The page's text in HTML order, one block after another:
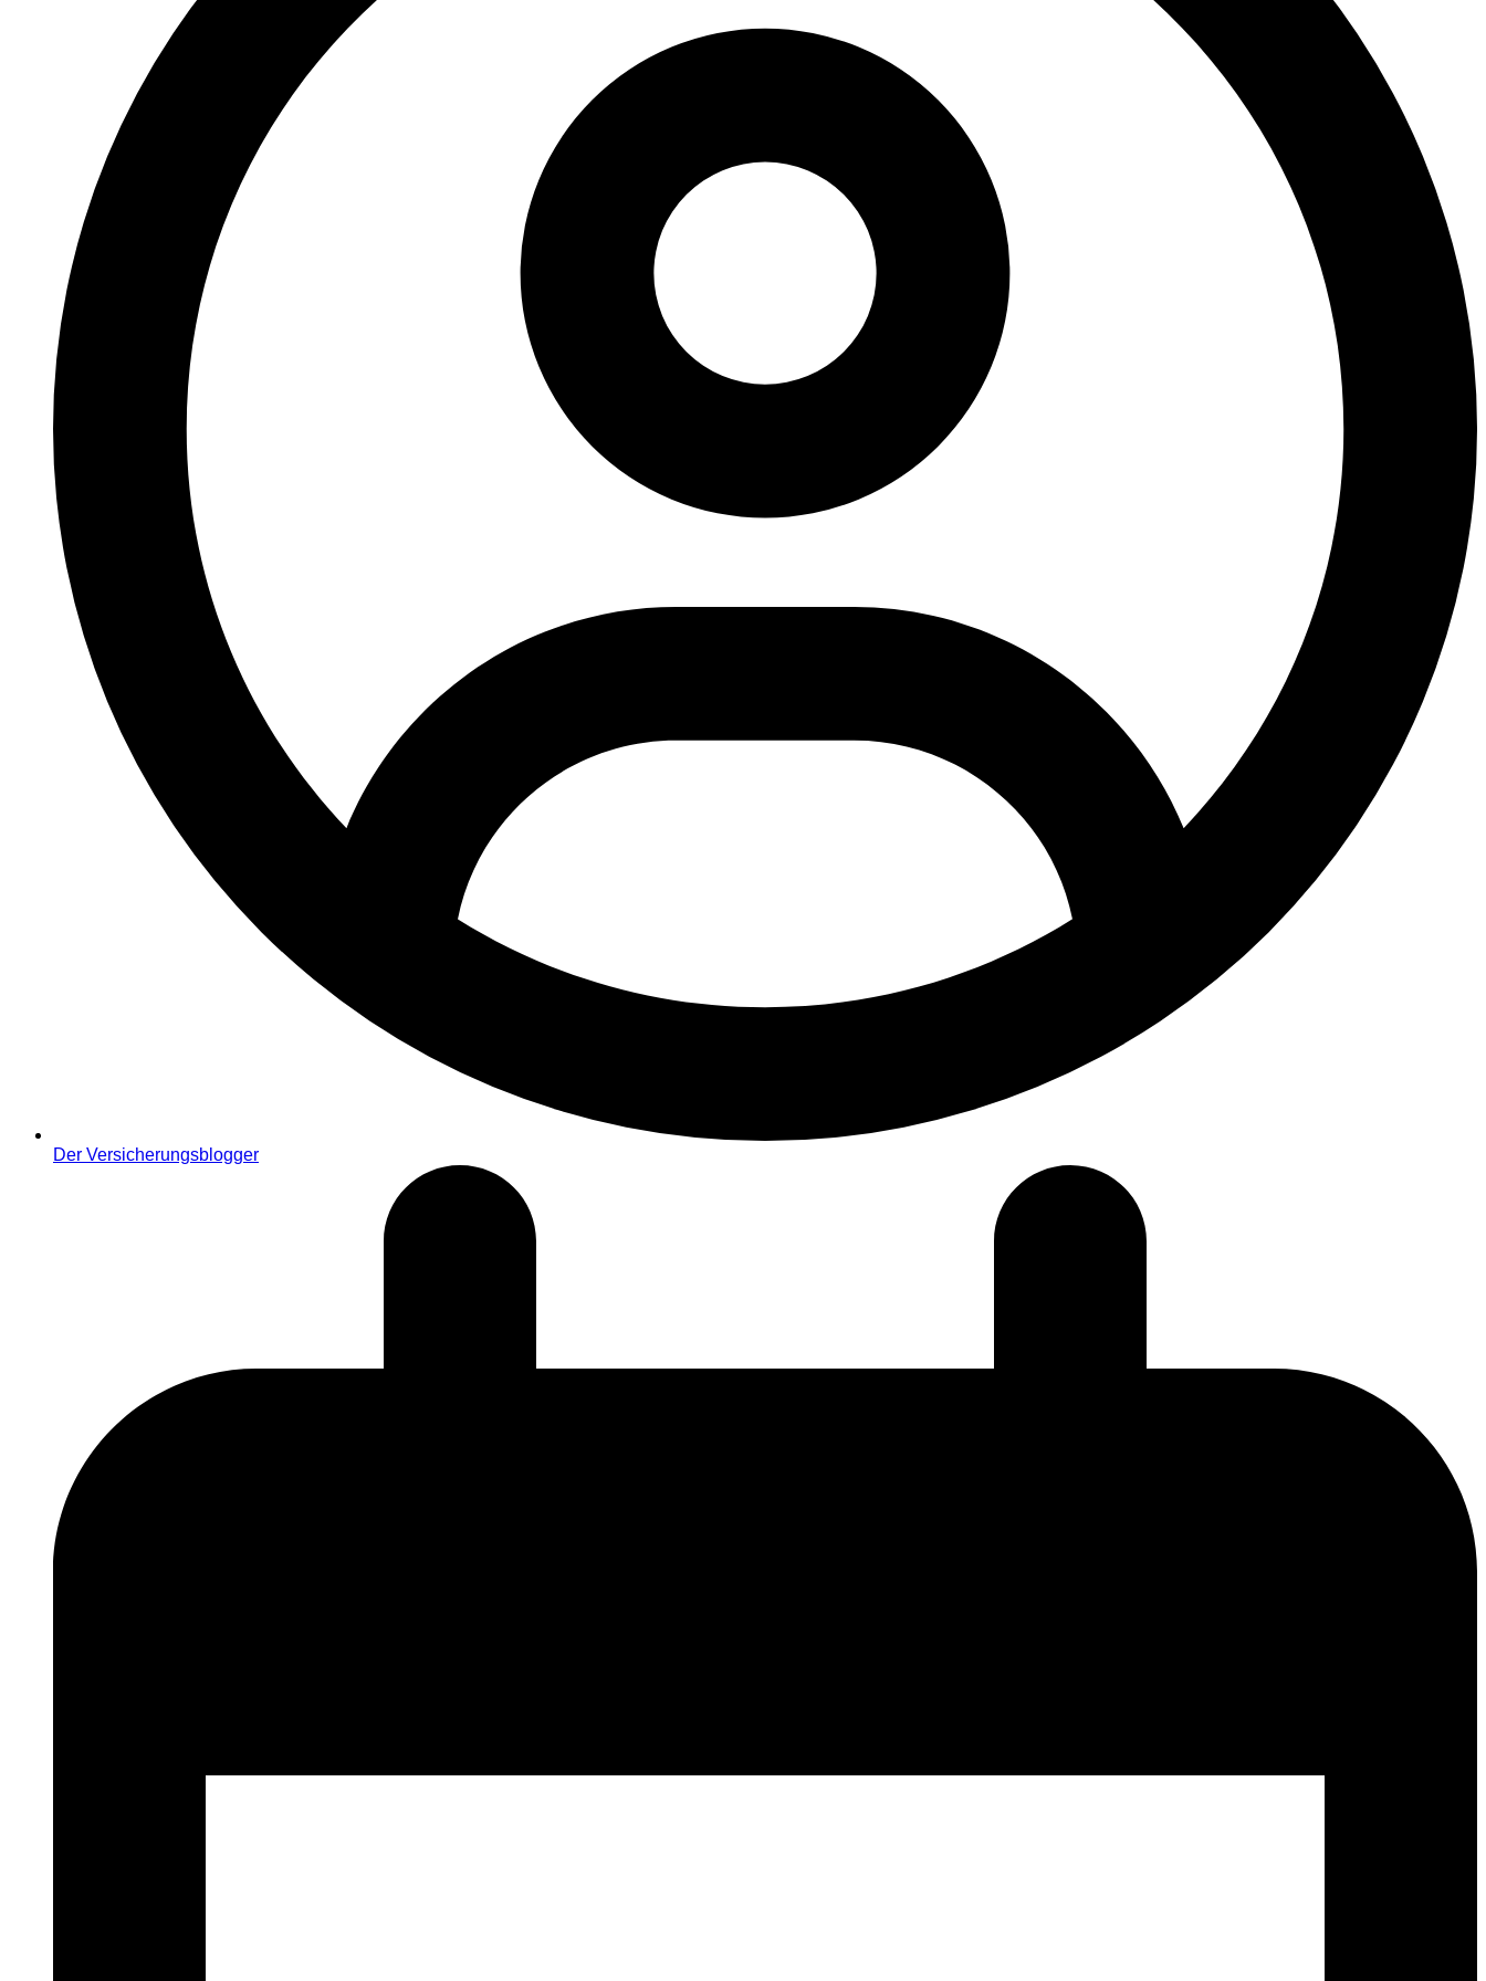
Der Versicherungsblogger